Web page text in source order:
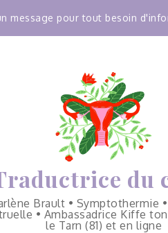
message pour tout besoin
du
Brault • Symptothermie
• Ambassadrice Kiffe ton
le Tarn (81) et en ligne